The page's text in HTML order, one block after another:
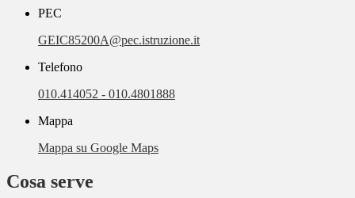
PEC
GEIC85200A@pec.istruzione.it
Telefono
010.414052 - 010.4801888
Mappa
Mappa su Google Maps
Cosa serve